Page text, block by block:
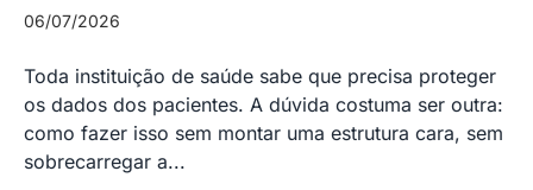
06/07/2026
Toda instituição de saúde sabe que precisa proteger
os dados dos pacientes. A dúvida costuma ser outra:
como fazer isso sem montar uma estrutura cara, sem
sobrecarregar a...